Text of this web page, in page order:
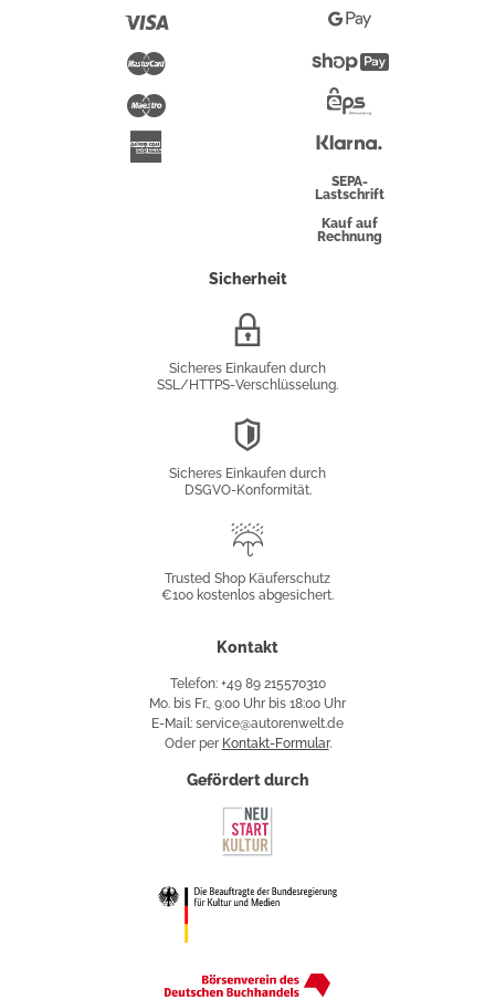
Maestro
Pay
Google
Pay
Überweisung
SEPA-
Lastschrift
Kauf auf
Rechnung
Sicherheit
Sicheres Einkaufen durch
SSL/HTTPS-Verschlüsselung.
Sicheres Einkaufen durch
DSGVO-Konformität.
Käuferschutz
Trusted Shop Käuferschutz
€100 kostenlos abgesichert.
Kontakt
Telefon: +49 89 215570310
Mo. bis Fr., 9:00 Uhr bis 18:00 Uhr
E-Mail: service@autorenwelt.de
Oder per Kontakt-Formular.
Gefördert durch